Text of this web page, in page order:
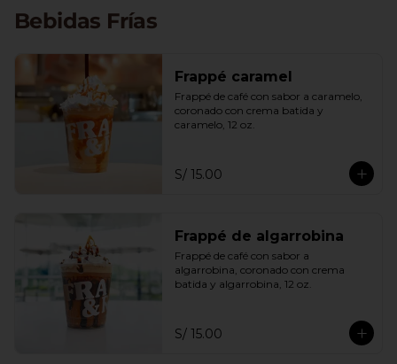
Bebidas Frías
Frappé caramel
Frappé de café con sabor a caramelo,
coronado con crema batida y
caramelo, 12 oz.
S/ 15.00
Frappé de algarrobina
Frappé de café con sabor a
algarrobina, coronado con crema
batida y algarrobina, 12 oz.
S/ 15.00